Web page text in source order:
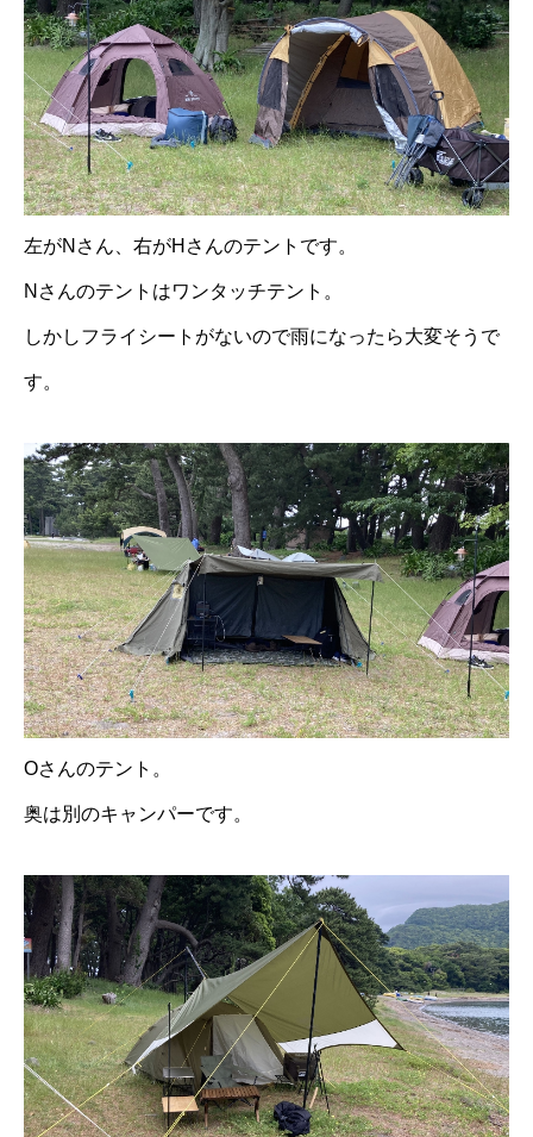
左がNさん、右がHさんのテントです。
Nさんのテントはワンタッチテント。
しかしフライシートがないので雨になったら大変そうで
す。
Oさんのテント。
奥は別のキャンパーです。